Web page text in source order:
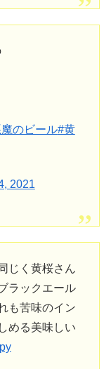
のビール#黄
2021
じく黄桜さん
ラックエール
も苦味のイン
める美味しい